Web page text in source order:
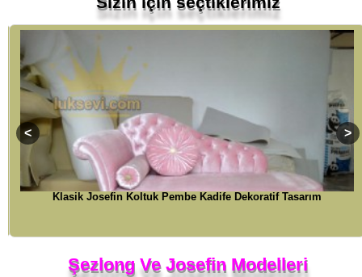
Klasik Josefin Koltuk Pembe Kadife Dekoratif Tasarım
Şezlong Ve Josefin Modelleri